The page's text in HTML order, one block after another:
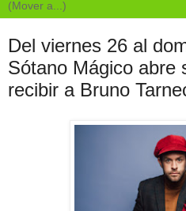
Del viernes 26 al
Sótano Mágico abre
recibir a Bruno